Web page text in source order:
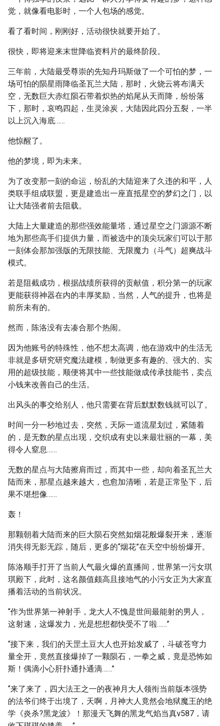
觉，就像看电影时，一个人包场的感觉。
看了看时间，刚刚好，活动很快就要开始了。
很快，即将迎来末世降临资料片的最终阶段。
三年前，大陆最受尊崇的先知丹玛斯做了一个可怕的梦，一
场可怕的陨星雨降临圣瓦兰大陆，那时，火烧云将布满天
空，无数巨大赤红陨石带着炽热的焰尾从天而降，纷纷落
下，那时，哀鸣四起，生灵涂炭，大陆因此四分五裂，一半
以上沉入海底……
他惊醒了。
他的梦境，即为未来。
为了改变那一刻的命运，纷乱的大陆迎来了久违的和平，人
类联手组成联盟，更是建造出一座直抵星空的梦幻之门，以
让大陆强者前去阻载。
大陆上大量建造的那些强效能量塔，通过星空之门源源不断
地为那些高手们提供力量，而被选中的顶尖玩家们可以于那
一刻体会那加强版的无限技能、无限魔力（斗气）超爽战斗
模式。
若是阻截成功，根据战绩所获得的贡献值，积分第一的玩家
更能获得神器在内的丰厚奖励，当然，人气的提升，也将是
前所未有的。
然而，陈洛没有去凑合那个热闹。
因为他账号的特殊性，他不想太高调，他在游戏中的生活无
非就是多研究研究魔法建模，制做更多有趣的、强大的、实
用的超级技能，顺便将其中一些技能做成传承技能书，卖点
小钱来改善自己的生活。
出风头的事交给别人，他只需要在背后默默数钱就可以了。
时间一分一秒地过去，突然，天际一道流星划过，紧随着
的，是无数的星点出现，交织成有史以来最壮丽的一幕，美
得令人窒息……
无数的星点与大陆擦肩而过，而其中一些，却向着圣瓦兰大
陆而来，那星点越来越大，也愈加清晰，若是正常坠下，后
果不堪想像……
轰！
那颗朝着大陆而来的巨大陨石突然如烟花般爆裂开来，逐渐
消失得无影无踪，随后，更多的“烟花”在天空中纷纷爆开。
陈洛顺手打开了当前人气最火爆的直播间，世界第一污女琪
琪殿下，此时，这名颜值颇高且接地气的小污女正为大家直
播着活动的当前状况。
“作为世界第一神射手，龙大人不愧是世间最能射的男人，
这射速，这爆发力，光是想想都快受不了啦……”
“接下来，我们的天罡土豆大人也开始发威了，斗破苍穹力
量全开，竟然直接爆掉了一颗陨石，一拳之威，竟是恐怖如
斯！偶滴小心肝扑通扑通滴……”
“来了来了，四大法王之一的夜神月大人领衔当前版本强势
的法爷们终于出境了，天啊，月神大人竟然会地狱魔王的绝
学《炎杀?黑龙波》！那漫天飞舞的黑龙气焰当真v587，请